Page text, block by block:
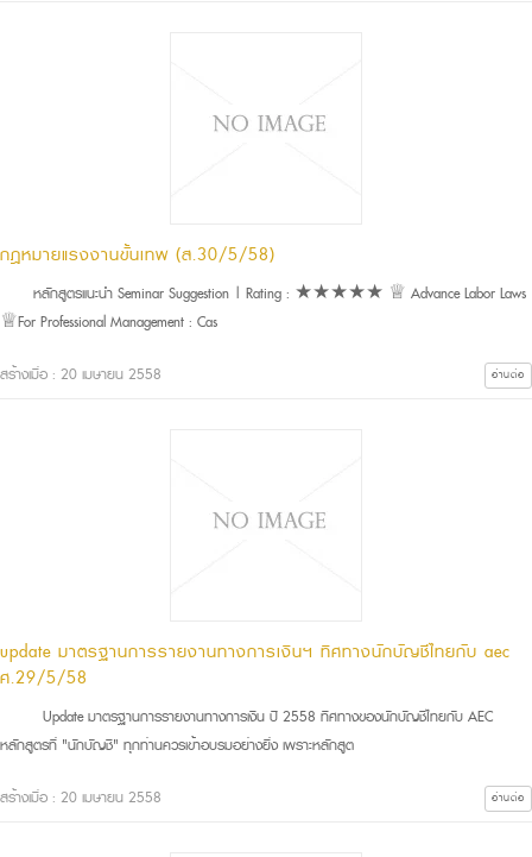
กฎหมายแรงงานขั้นเทพ (ส.30/5/58)
หลักสูตรแนะนำ Seminar Suggestion | Rating : ★★★★★ ♕ Advance Labor Laws
♕For Professional Management : Cas
สร้างเมื่อ : 20 เมษายน 2558 อ่านต่อ
update มาตรฐานการรายงานทางการเงินฯ ทิศทางนักบัญชีไทยกับ aec
ศ.29/5/58
Update มาตรฐานการรายงานทางการเงิน ปี 2558 ทิศทางของนักบัญชีไทยกับ AEC
หลักสูตรที่ "นักบัญชี" ทุกท่านควรเข้าอบรมอย่างยิ่ง เพราะหลักสูต
สร้างเมื่อ : 20 เมษายน 2558 อ่านต่อ